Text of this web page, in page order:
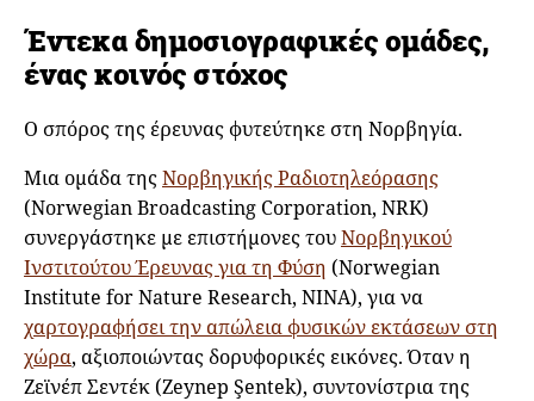
Έντεκα δημοσιογραφικές ομάδες,
ένας κοινός στόχος
Ο σπόρος της έρευνας φυτεύτηκε στη Νορβηγία.
Μια ομάδα τηςΝορβηγικής Ραδιοτηλεόρασης
(Norwegian Broadcasting Corporation, NRK)
συνεργάστηκε με επιστήμονες τουΝορβηγικού
Ινστιτούτου Έρευνας για τη Φύση (Norwegian
Institute for Nature Research, NINA), για να
χαρτογραφήσει την απώλεια φυσικών εκτάσεων στη
χώρα, αξιοποιώντας δορυφορικές εικόνες. Όταν η
Ζεϊνέπ Σεντέκ (Zeynep Şentek), συντονίστρια της